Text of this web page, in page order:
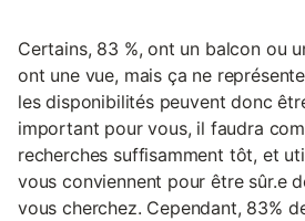
Certains, 83 %, ont un balcon ou
ont une vue, mais ça ne
les disponibilités peuvent donc
important pour vous, il faudra
recherches suffisamment tôt, et
vous conviennent pour être sûr.e
vous cherchez. Cependant, 83%